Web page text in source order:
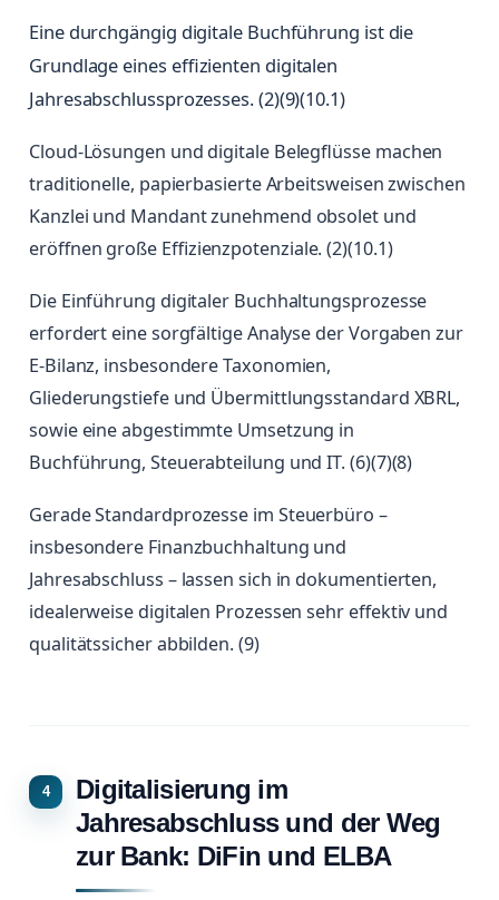
Eine durchgängig digitale Buchführung ist die
Grundlage eines effizienten digitalen
Jahresabschlussprozesses. (2)(9)(10.1)
Cloud-Lösungen und digitale Belegflüsse machen
traditionelle, papierbasierte Arbeitsweisen zwischen
Kanzlei und Mandant zunehmend obsolet und
eröffnen große Effizienzpotenziale. (2)(10.1)
Die Einführung digitaler Buchhaltungsprozesse
erfordert eine sorgfältige Analyse der Vorgaben zur
E-Bilanz, insbesondere Taxonomien,
Gliederungstiefe und Übermittlungsstandard XBRL,
sowie eine abgestimmte Umsetzung in
Buchführung, Steuerabteilung und IT. (6)(7)(8)
Gerade Standardprozesse im Steuerbüro –
insbesondere Finanzbuchhaltung und
Jahresabschluss – lassen sich in dokumentierten,
idealerweise digitalen Prozessen sehr effektiv und
qualitätssicher abbilden. (9)
Digitalisierung im
Jahresabschluss und der Weg
zur Bank: DiFin und ELBA